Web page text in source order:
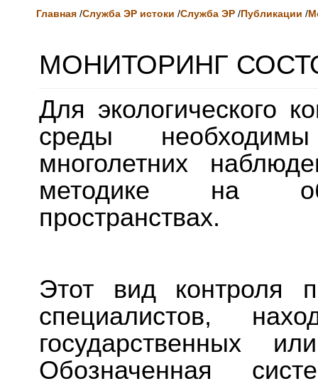
Главная /Служба ЭР истоки /Служба ЭР /Публикации /
МОНИТОРИНГ
Для экологического
среды
многолетних
методике на
пространствах.
Этот вид контроля
специалистов,
государственных
Обозначенная